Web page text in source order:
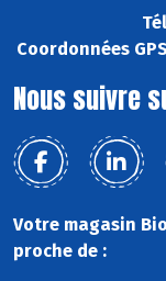
Coordonnées
Nous suivre
Votre magasin
proche de :